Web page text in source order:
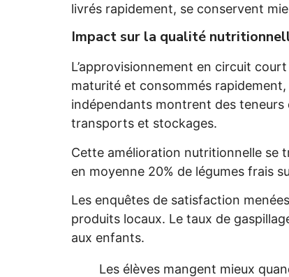
livrés rapidement, se conservent
Impact sur la qualité
L’approvisionnement en circuit
maturité et consommés
indépendants montrent des teneurs
transports et stockages.
Cette amélioration nutritionnelle se
en moyenne 20% de légumes frais
Les enquêtes de satisfaction
produits locaux. Le taux de
aux enfants.
Les élèves mangent mieux